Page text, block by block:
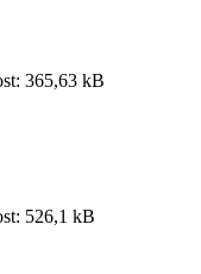
365,63 kB
526,1 kB